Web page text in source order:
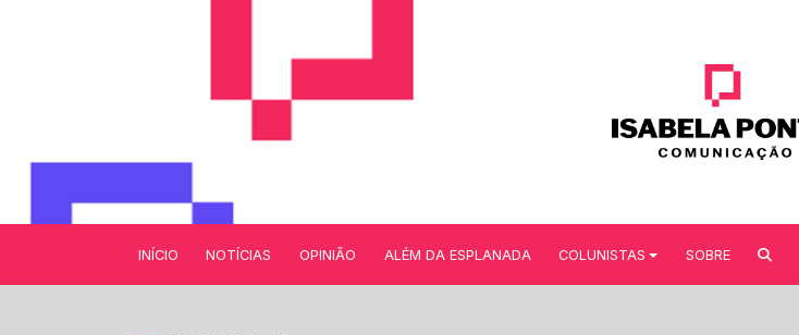
INÍCIO NOTÍCIAS OPINIÃO ALÉM DA ESPLANADA COLUNISTAS SOBRE